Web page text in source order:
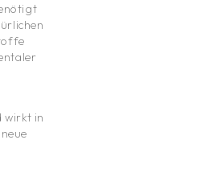
wirkt in